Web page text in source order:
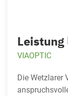
VIAOPTIC
Die Wetzlarer